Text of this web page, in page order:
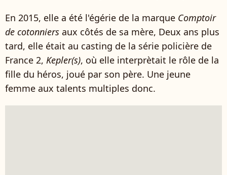
En 2015, elle a été l'égérie de la marque Comptoir
de cotonniers aux côtés de sa mère, Deux ans plus
tard, elle était au casting de la série policière de
France 2, Kepler(s), où elle interprètait le rôle de la
fille du héros, joué par son père. Une jeune
femme aux talents multiples donc.